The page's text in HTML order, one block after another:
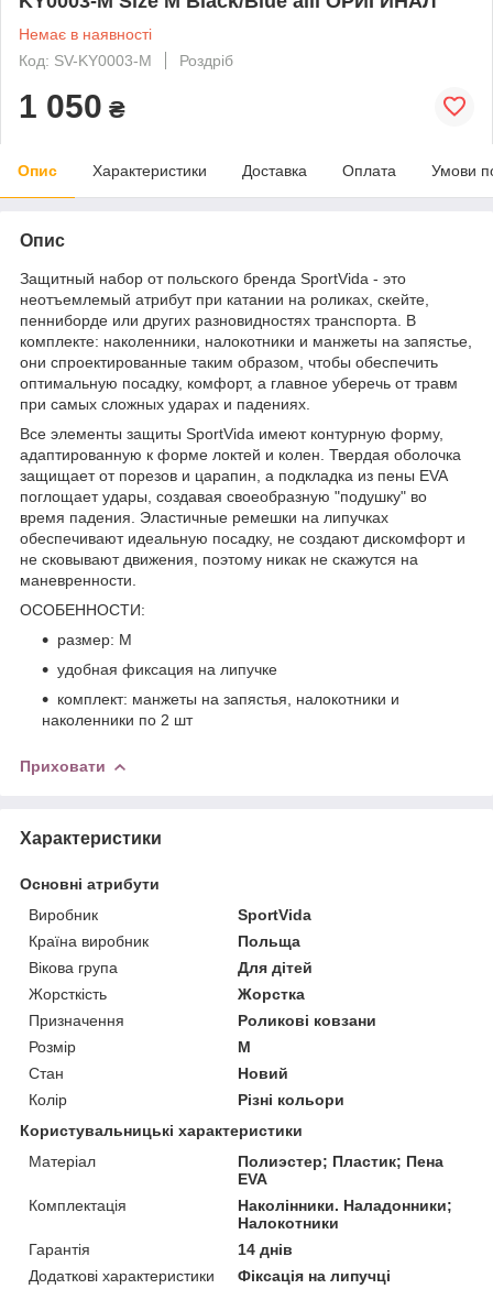
Немає в наявності
Код: SV-KY0003-M
Роздріб
1 050 ₴
Опис Характеристики Доставка Оплата Умови
Опис
Защитный набор от польского бренда SportVida - это
неотъемлемый атрибут при катании на роликах, скейте,
пенниборде или других разновидностях транспорта. В
комплекте: наколенники, налокотники и манжеты на запястье,
они спроектированные таким образом, чтобы обеспечить
оптимальную посадку, комфорт, а главное уберечь от травм
при самых сложных ударах и падениях.
Все элементы защиты SportVida имеют контурную форму,
адаптированную к форме локтей и колен. Твердая оболочка
защищает от порезов и царапин, а подкладка из пены EVA
поглощает удары, создавая своеобразную "подушку" во
время падения. Эластичные ремешки на липучках
обеспечивают идеальную посадку, не создают дискомфорт и
не сковывают движения, поэтому никак не скажутся на
маневренности.
ОСОБЕННОСТИ:
размер: M
удобная фиксация на липучке
комплект: манжеты на запястья, налокотники и
наколенники по 2 шт
Приховати
Характеристики
Основні атрибути
Виробник
SportVida
Країна виробник
Польща
Вікова група
Для дітей
Жорсткість
Жорстка
Призначення
Роликові ковзани
Розмір
M
Стан
Новий
Колір
Різні кольори
Користувальницькі характеристики
Матеріал
Полиэстер; Пластик; Пена
EVA
Комплектація
Наколінники. Наладонники;
Налокотники
Гарантія
14 днів
Додаткові характеристики
Фіксація на липучці